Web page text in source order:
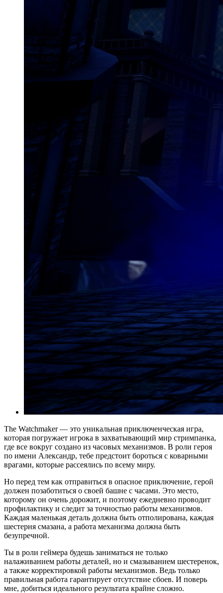
The Watchmaker — это уникальная приключенческая игра,
которая погружает игрока в захватывающий мир стримпанка,
где все вокруг создано из часовых механизмов. В роли героя
по имени Александр, тебе предстоит бороться с коварными
врагами, которые рассеялись по всему миру.
Но перед тем как отправиться в опасное приключение, герой
должен позаботиться о своей башне с часами. Это место,
которому он очень дорожит, и поэтому ежедневно проводит
профилактику и следит за точностью работы механизмов.
Каждая маленькая деталь должна быть отполирована, каждая
шестерня смазана, а работа механизма должна быть
безупречной.
Ты в роли геймера будешь заниматься не только
налаживанием работы деталей, но и смазыванием шестеренок,
а также корректировкой работы механизмов. Ведь только
правильная работа гарантирует отсутствие сбоев. И поверь
мне, добиться идеального результата крайне сложно.